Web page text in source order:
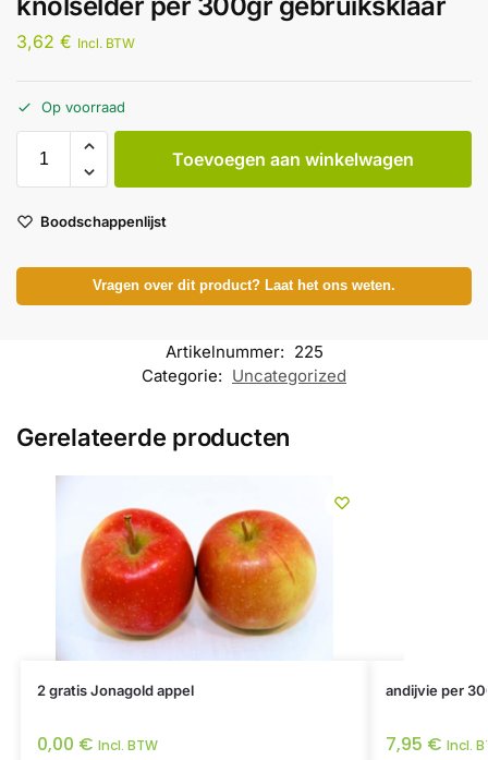
3,62 € Incl. BTW
Op voorraad
Toevoegen aan winkelwagen
Boodschappenlijst
Vragen over dit product? Laat het ons weten.
Artikelnummer: 225
Categorie: Uncategorized
Gerelateerde producten
2 gratis Jonagold appel
0,00 € Incl. BTW
andijvie per
7,95 € Incl.